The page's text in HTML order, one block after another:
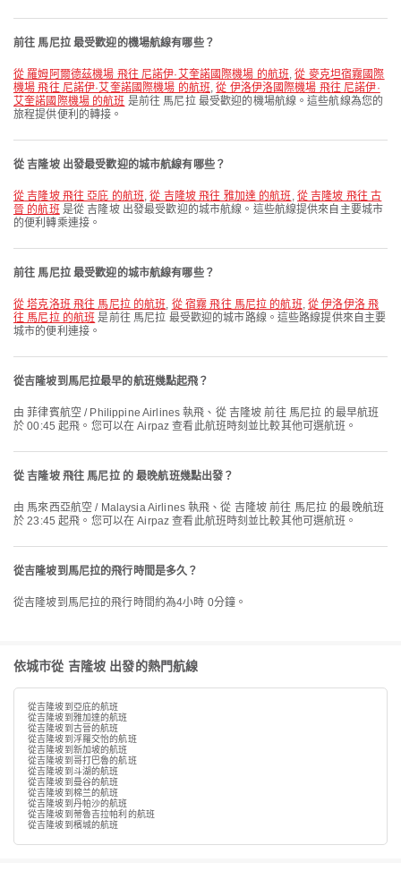
前往 馬尼拉 最受歡迎的機場航線有哪些？
從 羅姆阿爾德茲機場 飛往 尼諾伊·艾奎諾國際機場 的航班,從 麥克坦宿霧國際
機場 飛往 尼諾伊·艾奎諾國際機場 的航班,從 伊洛伊洛國際機場 飛往 尼諾伊·
艾奎諾國際機場 的航班 是前往 馬尼拉 最受歡迎的機場航線。這些航線為您的
旅程提供便利的轉接。
從 吉隆坡 出發最受歡迎的城市航線有哪些？
從 吉隆坡 飛往 亞庇 的航班,從 吉隆坡 飛往 雅加達 的航班 , 從 吉隆坡 飛往 古
晉 的航班 是從 吉隆坡 出發最受歡迎的城市航線。這些航線提供來自主要城市
的便利轉乘連接。
前往 馬尼拉 最受歡迎的城市航線有哪些？
從 塔克洛班 飛往 馬尼拉 的航班, 從 宿霧 飛往 馬尼拉 的航班,從 伊洛伊洛 飛
往 馬尼拉 的航班 是前往 馬尼拉 最受歡迎的城市路線。這些路線提供來自主要
城市的便利連接。
從吉隆坡到馬尼拉最早的航班幾點起飛？
由 菲律賓航空 / Philippine Airlines 執飛、從 吉隆坡 前往 馬尼拉 的最早航班
於 00:45 起飛。您可以在 Airpaz 查看此航班時刻並比較其他可選航班。
從 吉隆坡 飛往 馬尼拉 的 最晚航班幾點出發？
由 馬來西亞航空 / Malaysia Airlines 執飛、從 吉隆坡 前往 馬尼拉 的最晚航班
於 23:45 起飛。您可以在 Airpaz 查看此航班時刻並比較其他可選航班。
從吉隆坡到馬尼拉的飛行時間是多久？
從吉隆坡到馬尼拉的飛行時間約為4小時 0分鐘。
依城市從 吉隆坡 出發的熱門航線
從吉隆坡到亞庇的航班
從吉隆坡到雅加達的航班
從吉隆坡到古晉的航班
從吉隆坡到浮羅交怡的航班
從吉隆坡到新加坡的航班
從吉隆坡到哥打巴魯的航班
從吉隆坡到斗湖的航班
從吉隆坡到曼谷的航班
從吉隆坡到棉兰的航班
從吉隆坡到丹帕沙的航班
從吉隆坡到蒂魯吉拉帕利的航班
從吉隆坡到檳城的航班